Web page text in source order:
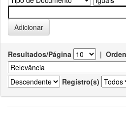
Resultados/Página |
Registro(s)